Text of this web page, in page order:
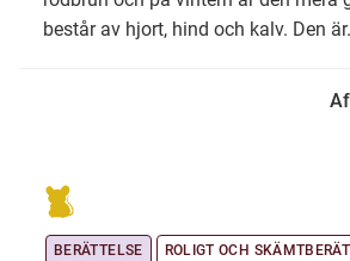
består av hjort, hind och kalv. Den
BERÄTTELSE ROLIGT OCH